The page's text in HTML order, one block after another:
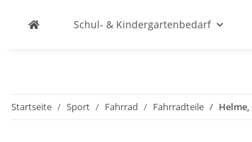
Schul- & Kindergartenbedarf
Startseite Sport Fahrrad Fahrradteile